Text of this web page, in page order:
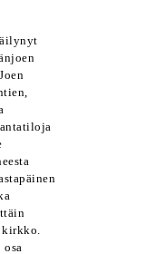
kirkko.